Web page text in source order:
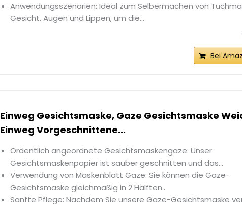
Anwendungsszenarien: Ideal zum Selbermachen von
Gesicht, Augen und Lippen, um die...
Bei
Einweg Gesichtsmaske, Gaze Gesichtsmaske
Einweg Vorgeschnittene...
Ordentlich angeordnete Gesichtsmaskengaze: Unser
Gesichtsmaskenpapier ist sauber geschnitten und das...
Verwendung von Maskenblatt Gaze: Sie können die Gaze-
Gesichtsmaske gleichmäßig in 2 Hälften...
Sanfte Pflege: Nachdem Sie unsere Gaze-Gesichtsmaske